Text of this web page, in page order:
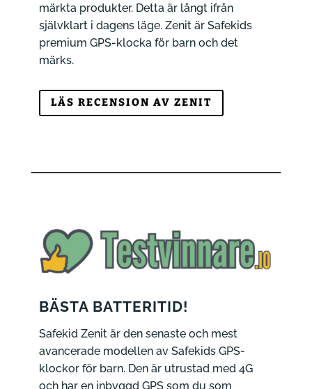
märkta produkter. Detta är långt ifrån
självklart i dagens läge. Zenit är Safekids
premium GPS-klocka för barn och det
märks.
LÄS RECENSION AV ZENIT
BÄSTA BATTERITID!
Safekid Zenit är den senaste och mest
avancerade modellen av Safekids GPS-
klockor för barn. Den är utrustad med 4G
och har en inbyggd GPS som du som